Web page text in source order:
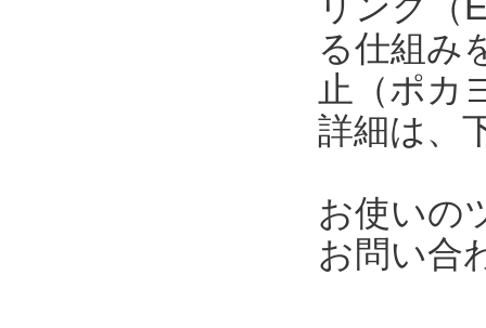
る仕組み
止（ポカ
詳細は、
お使いの
お問い合